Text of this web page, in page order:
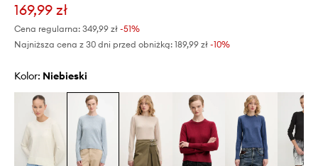
169,99 zł
Cena regularna: 349,99 zł -51%
Najniższa cena z 30 dni przed obniżką: 189,99 zł -10%
Kolor: niebieski